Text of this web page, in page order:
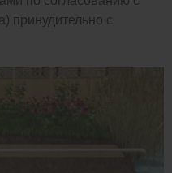
принудительно с